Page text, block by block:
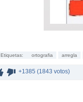
Etiquetas: ortografia arregla
+1385 (1843 votos)